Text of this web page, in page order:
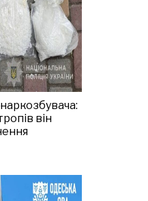
він